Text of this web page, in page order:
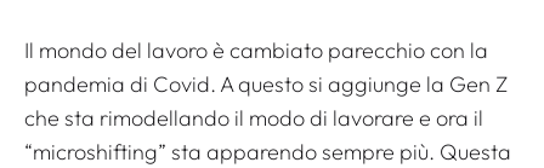
Il mondo del lavoro è cambiato parecchio con la
pandemia di Covid. A questo si aggiunge la Gen Z
che sta rimodellando il modo di lavorare e ora il
“microshifting” sta apparendo sempre più. Questa